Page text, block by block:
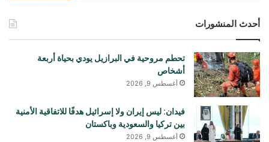
أحدث المنشورات
تحطم مروحية في البرازيل يودي بحياة أربعة
أشخاص
أغسطس 9, 2026
فيدان: ليس إيران ولا إسرائيل هدفًا للاتفاقية الأمنية
بين تركيا والسعودية وباكستان
أغسطس 9, 2026